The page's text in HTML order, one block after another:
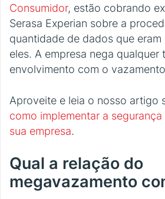
Consumidor, estão cobrando
Serasa Experian sobre a
quantidade de dados que
eles. A empresa nega qualquer
envolvimento com o
Aproveite e leia o nosso artigo
como implementar a
sua empresa.
Qual a relação do
megavazamento